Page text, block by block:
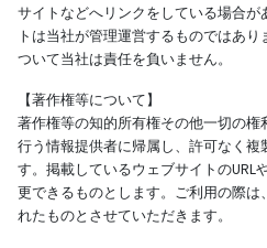
サイトなどへリンクをしている場合
トは当社が管理運営するものではあ
ついて当社は責任を負いません。
【著作権等について】
著作権等の知的所有権その他一切の
行う情報提供者に帰属し、許可なく複
す。掲載しているウェブサイトのURL
更できるものとします。ご利用の際
れたものとさせていただきます。